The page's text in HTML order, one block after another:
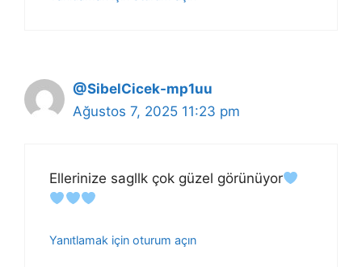
@SibelCicek-mp1uu
Ağustos 7, 2025 11:23 pm
Ellerinize sagllk çok güzel görünüyor
Yanıtlamak için oturum açın